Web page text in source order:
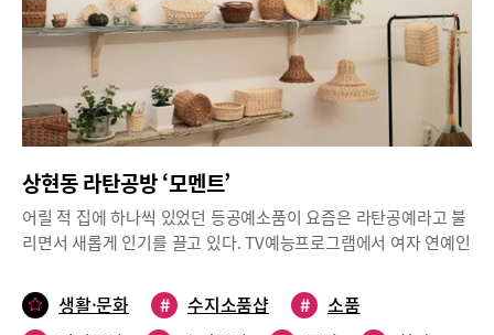
상현동 라탄공방 ‘모멘트’
어릴 적 집에 하나씩 있었던 등공예소품이 요즘은 라탄공예라고 불
리면서 새롭게 인기를 끌고 있다. TV예능프로그램에서 여자 연예인
든 감성 돋는 소품 하나 들이고 싶어하는 이들이 많아졌다. 수지구
상현동에 있는 라탄공방 ‘모멘트’에는 함께 어울려 라탄을 엮어나가
생활·문화 # 수지소품샵 #
소품